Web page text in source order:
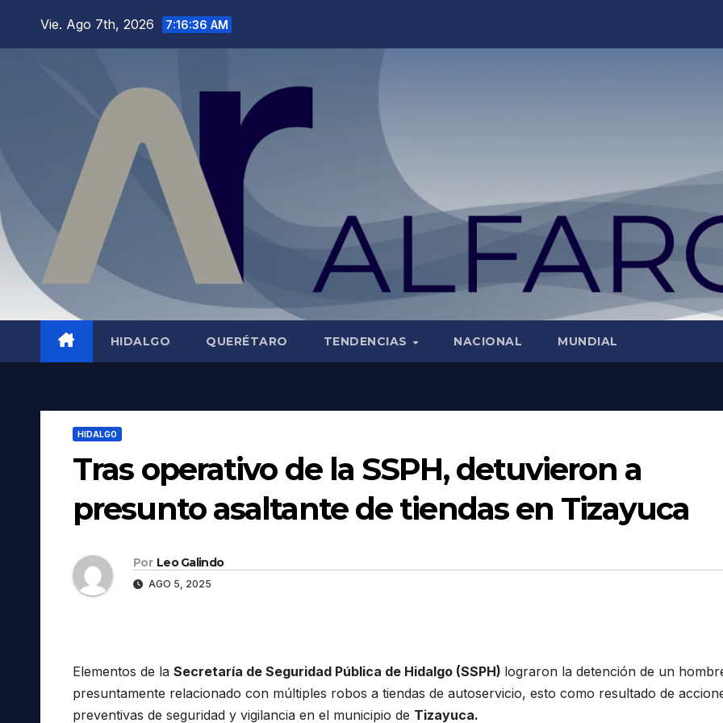
Vie. Ago 7th, 2026 7:16:37 AM
HIDALGO QUERÉTARO TENDENCIAS NACIONAL MUNDIAL
HIDALGO
Tras operativo de la SSPH, detuvieron a
presunto asaltante de tiendas en Tizayuca
Por Leo Galindo
AGO 5, 2025
Elementos de la Secretaría de Seguridad Pública de Hidalgo (SSPH) lograron la detención de un
presuntamente relacionado con múltiples robos a tiendas de autoservicio, esto como resultado de
preventivas de seguridad y vigilancia en el municipio de Tizayuca.